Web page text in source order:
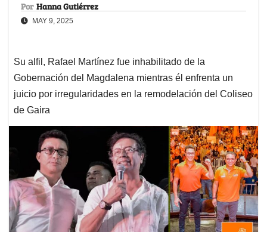
Por Hanna Gutiérrez
MAY 9, 2025
Su alfil, Rafael Martínez fue inhabilitado de la
Gobernación del Magdalena mientras él enfrenta un
juicio por irregularidades en la remodelación del Coliseo
de Gaira